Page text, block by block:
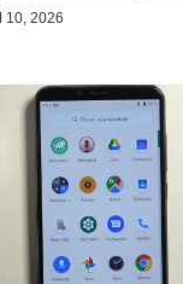
10, 2026